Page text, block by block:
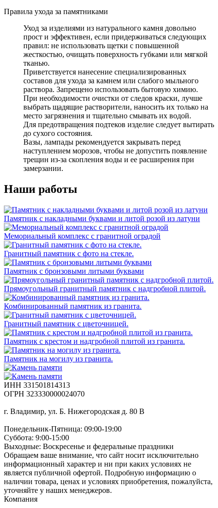
Правила ухода за памятниками
Уход за изделиями из натурального камня довольно
прост и эффективен, если придерживаться следующих
правил: не использовать щетки с повышенной
жесткостью, очищать поверхность губками или мягкой
тканью.
Приветствуется нанесение специализированных
составов для ухода за камнем или слабого мыльного
раствора. Запрещено использовать бытовую химию.
При необходимости очистки от следов краски, лучше
выбрать щадящие растворители, наносить их только на
место загрязнения и тщательно смывать их водой.
Для предотвращения подтеков изделие следует вытирать
до сухого состояния.
Вазы, лампады рекомендуется закрывать перед
наступлением морозов, чтобы не допустить появление
трещин из-за скопления воды и ее расширения при
замерзании.
Наши работы
Памятник с накладными буквами и литой розой из латуни
Мемориальный комплекс с гранитной оградой
Гранитный памятник с фото на стекле.
Памятник с бронзовыми литыми буквами
Прямоугольный гранитный памятник с надгробной плитой.
Комбинированный памятник из гранита.
Гранитный памятник с цветочницей.
Памятник с крестом и надгробной плитой из гранита.
Памятник на могилу из гранита.
ИНН 331501814313
ОГРН 323330000024070
г. Владимир, ул. Б. Нижегородская д. 80 В
Понедельник-Пятница: 09:00-19:00
Суббота: 9:00-15:00
Выходные: Воскресенье и федеральные праздники
Обращаем ваше внимание, что сайт носит исключительно
информационный характер и ни при каких условиях не
является публичной офертой. Подробную информацию о
наличии товара, ценах и условиях приобретения, пожалуйста,
уточняйте у наших менеджеров.
Компания